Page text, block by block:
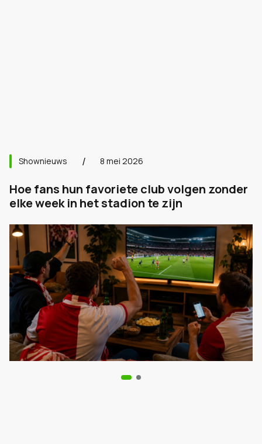
Shownieuws 8 mei 2026
Hoe fans hun favoriete club volgen zonder
elke week in het stadion te zijn